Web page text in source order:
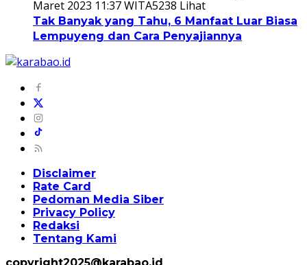
Maret 2023 11:37 WITA5238 Lihat
Tak Banyak yang Tahu, 6 Manfaat Luar Biasa
Lempuyeng dan Cara Penyajiannya
Disclaimer
Rate Card
Pedoman Media Siber
Privacy Policy
Redaksi
Tentang Kami